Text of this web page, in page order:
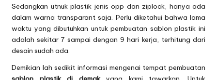
Sedangkan utnuk plastik jenis opp dan ziplock, hanya ada
dalam warna transparant saja. Perlu diketahui bahwa lama
waktu yang dibutuhkan untuk pembuatan sablon plastik ini
adalah sekitar 7 sampai dengan 9 hari kerja, terhitung dari
desain sudah ada.
Demikian lah sedikit informasi mengenai tempat pembuatan